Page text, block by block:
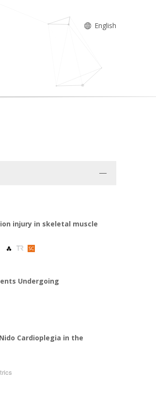
English
injury in skeletal muscle
Undergoing
Cardioplegia in the